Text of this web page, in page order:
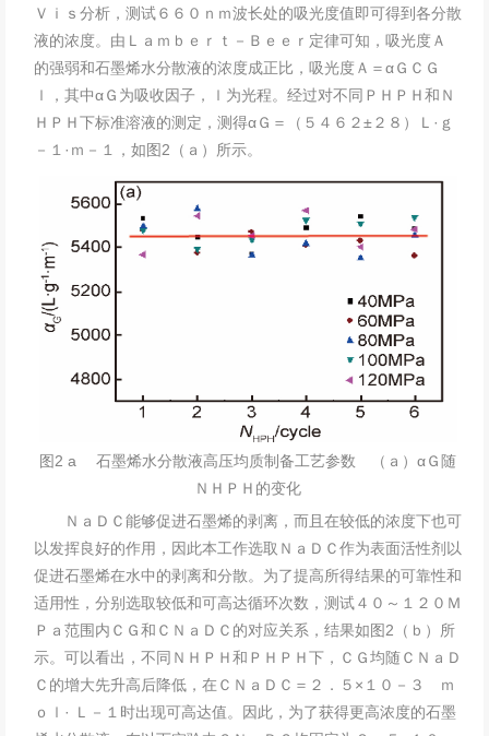
Ｖｉｓ分析，测试６６０ｎｍ波长处的吸光度值即可得到各分散
液的浓度。由Ｌａｍｂｅｒｔ－Ｂｅｅｒ定律可知，吸光度Ａ
的强弱和石墨烯水分散液的浓度成正比，吸光度Ａ＝αＧＣＧ
ｌ，其中αＧ为吸收因子，ｌ为光程。经过对不同ＰＨＰＨ和Ｎ
ＨＰＨ下标准溶液的测定，测得αＧ＝（５４６２±２８）Ｌ·ｇ
－１·ｍ－１，如图2（ａ）所示。
图2 a 石墨烯水分散液高压均质制备工艺参数 （ａ）αＧ随
ＮＨＰＨ的变化
ＮａＤＣ能够促进石墨烯的剥离，而且在较低的浓度下也可
以发挥良好的作用，因此本工作选取ＮａＤＣ作为表面活性剂以
促进石墨烯在水中的剥离和分散。为了提高所得结果的可靠性和
适用性，分别选取较低和可高达循环次数，测试４０～１２０Ｍ
Ｐａ范围内ＣＧ和ＣＮａＤＣ的对应关系，结果如图2（ｂ）所
示。可以看出，不同ＮＨＰＨ和ＰＨＰＨ下，ＣＧ均随ＣＮａＤ
Ｃ的增大先升高后降低，在ＣＮａＤＣ＝２．５×１０－３ ｍ
ｏｌ· Ｌ－１时出现可高达值。因此，为了获得更高浓度的石墨